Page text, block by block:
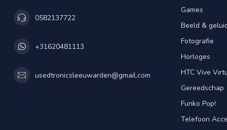
0582137722
+31620481113
usedtronicsleeuwarden@gmail.com
Games
Beeld &
Fotografie
Horloges
HTC Vive
Gereedschap
Funko Pop!
Telefoon